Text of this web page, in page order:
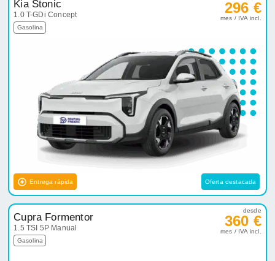
Kia Stonic
1.0 T-GDi Concept
Gasolina
296 €
mes / IVA incl.
Entrega rápida Oferta destacada
Cupra Formentor
1.5 TSI 5P Manual
Gasolina
desde
360 €
mes / IVA incl.